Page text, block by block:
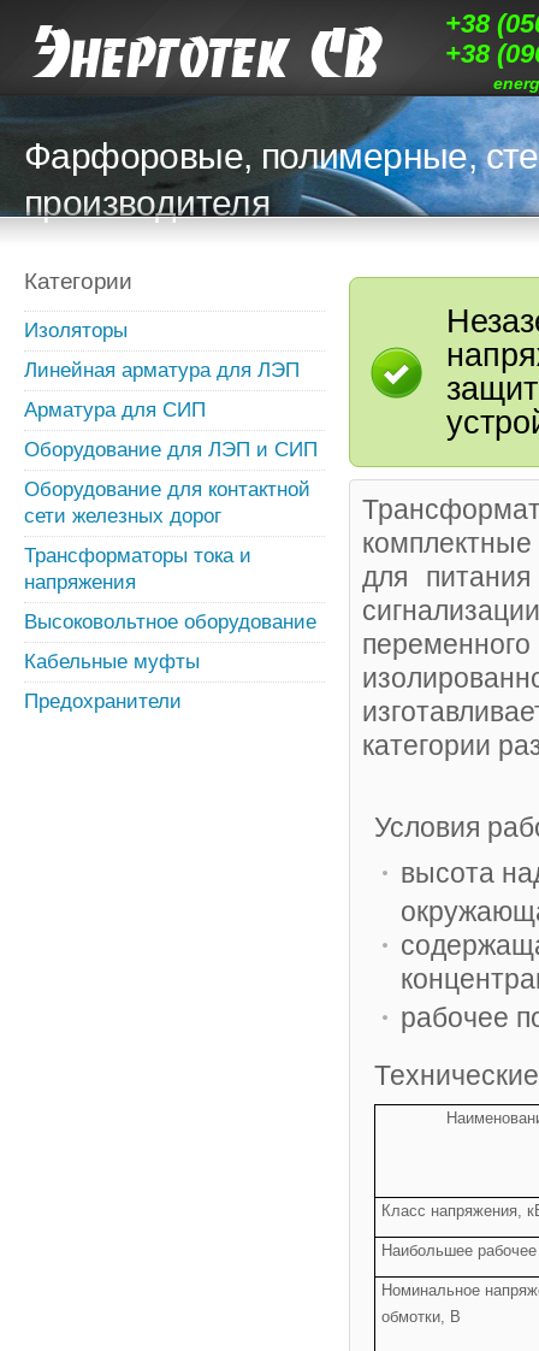
+38
+38
Фарфоровые, полимерные,
производителя
Категории
Изоляторы
Линейная арматура для ЛЭП
Арматура для СИП
Оборудование для ЛЭП и СИП
Оборудование для контактной
сети железных дорог
Трансформаторы тока и
напряжения
Высоковольтное оборудование
Кабельные муфты
Предохранители
для
категории
Условия
высота
рабочее
Класс напряжения,
Наибольшее
Номинальное
обмотки, В